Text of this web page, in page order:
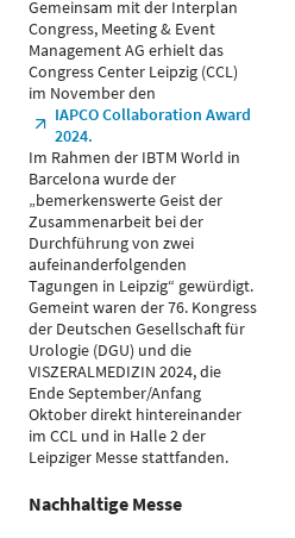
Gemeinsam mit der Interplan
Congress, Meeting & Event
Management AG erhielt das
Congress Center Leipzig (CCL)
im November den
IAPCO Collaboration Award
2024.
Im Rahmen der IBTM World in
Barcelona wurde der
„bemerkenswerte Geist der
Zusammenarbeit bei der
Durchführung von zwei
aufeinanderfolgenden
Tagungen in Leipzig“ gewürdigt.
Gemeint waren der 76. Kongress
der Deutschen Gesellschaft für
Urologie (DGU) und die
VISZERALMEDIZIN 2024, die
Ende September/Anfang
Oktober direkt hintereinander
im CCL und in Halle 2 der
Leipziger Messe stattfanden.
Nachhaltige Messe